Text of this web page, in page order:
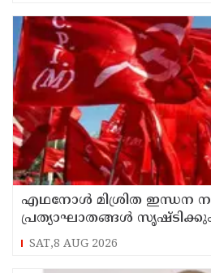
എഥനോള്‍ മിശ്രിത ഇന്ധന
പ്രത്യാഘാതങ്ങള്‍
പിന്‍വലിച്ചില്ലെങ്കില്‍
SAT,8 AUG 2026